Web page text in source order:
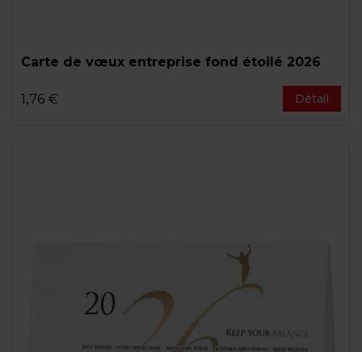
Carte de vœux entreprise fond étoilé 2026
1,76 € Détail